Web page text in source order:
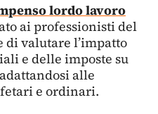
lordo lavoro
ai professionisti del
di valutare l’impatto
e delle imposte su
alle
e ordinari.